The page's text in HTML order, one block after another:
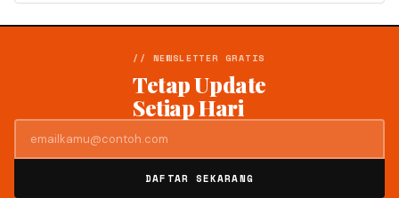
// NEWSLETTER GRATIS
Tetap Update
Setiap Hari
DAFTAR SEKARANG